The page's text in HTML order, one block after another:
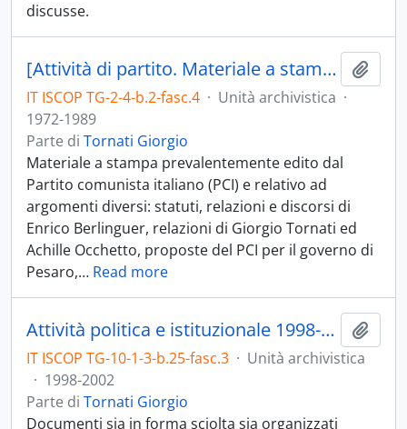
discusse.
[Attività di partito. Materiale a stampa]
IT ISCOP TG-2-4-b.2-fasc.4 · Unità archivistica ·
1972-1989
Parte di Tornati Giorgio
Materiale a stampa prevalentemente edito dal
Partito comunista italiano (PCI) e relativo ad
argomenti diversi: statuti, relazioni e discorsi di
Enrico Berlinguer, relazioni di Giorgio Tornati ed
Achille Occhetto, proposte del PCI per il governo di
Pesaro,… Read more
Attività politica e istituzionale 1998-2002
IT ISCOP TG-10-1-3-b.25-fasc.3 · Unità archivistica
· 1998-2002
Parte di Tornati Giorgio
Documenti sia in forma sciolta sia organizzati